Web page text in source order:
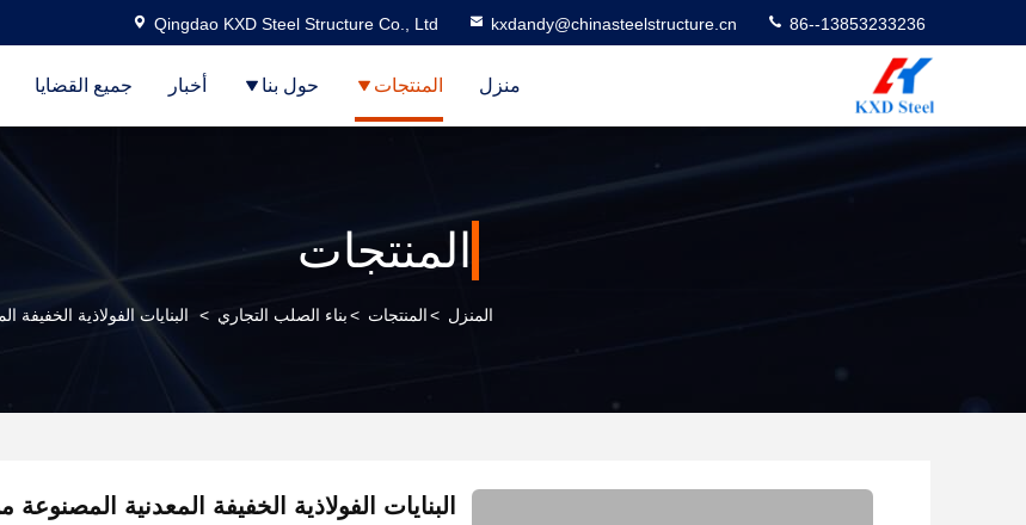
Qingdao KXD Steel Structure Co., Ltd kxdandy@chinasteelstructure.cn 86--13853233236
منزل المنتجات حول بنا أخبار جميع القضايا
المنتجات
المنزل >المنتجات >بناء الصلب التجاري > البنايات الفولاذية
البنايات الفولاذية الخفيفة المعدنية